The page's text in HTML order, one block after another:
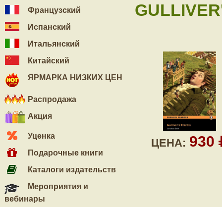
Французский
Испанский
Итальянский
Китайский
ЯРМАРКА НИЗКИХ ЦЕН
Распродажа
Акция
Уценка
Подарочные книги
Каталоги издательств
Мероприятия и
вебинары
ЦЕНА: 930